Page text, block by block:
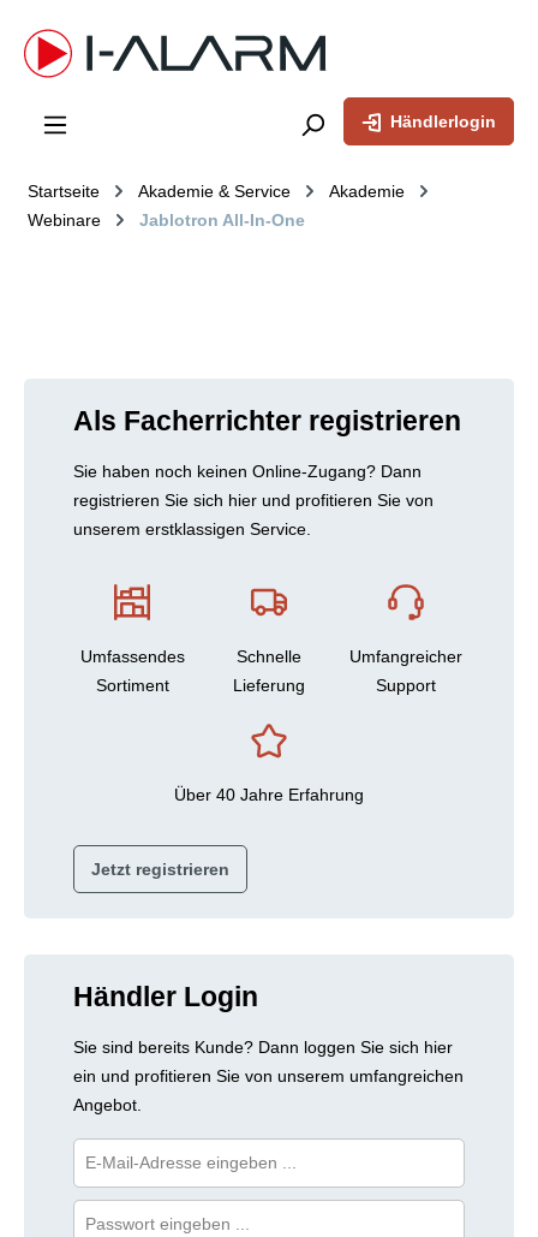
springen
Händlerlogin
Startseite Akademie & Service
Akademie
Webinare
Jablotron All-In-One
Als Facherrichter registrieren
Sie haben noch keinen Online-Zugang? Dann
registrieren Sie sich hier und profitieren Sie von
unserem erstklassigen Service.
Umfassendes
Sortiment
Schnelle
Lieferung
Umfangreicher
Support
Über 40 Jahre Erfahrung
Jetzt registrieren
Händler Login
Sie sind bereits Kunde? Dann loggen Sie sich hier
ein und profitieren Sie von unserem umfangreichen
Angebot.